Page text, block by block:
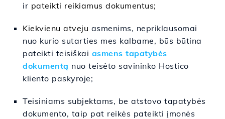
ir pateikti reikiamus dokumentus;
Kiekvienu atveju asmenims, nepriklausomai
nuo kurio sutarties mes kalbame, būs būtina
pateikti teisiškai asmens tapatybės
dokumentą nuo teisėto savininko Hostico
kliento paskyroje;
Teisiniams subjektams, be atstovo tapatybės
dokumento, taip pat reikės pateikti įmonės